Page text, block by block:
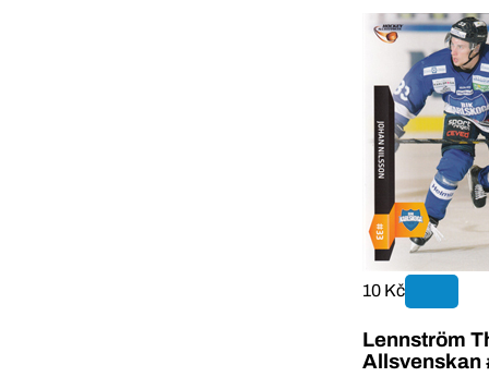
10 Kč
Lennström
Allsvenskan